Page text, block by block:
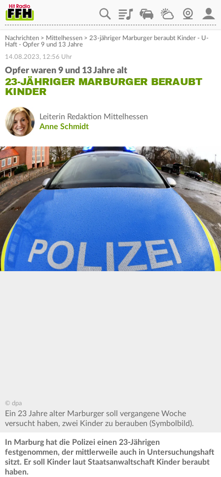
PlaylistStaupilotWetterWebcam
Nachrichten > Mittelhessen > 23-jähriger Marburger beraubt Kinder - U-
Haft - Opfer 9 und 13 Jahre
14.08.2023, 12:56 Uhr
Opfer waren 9 und 13 Jahre alt
23-JÄHRIGER MARBURGER BERAUBT
KINDER
Leiterin Redaktion Mittelhessen
Anne Schmidt
© dpa
Ein 23 Jahre alter Marburger soll vergangene Woche
versucht haben, zwei Kinder zu berauben (Symbolbild).
In Marburg hat die Polizei einen 23-Jährigen
festgenommen, der mittlerweile auch in Untersuchungshaft
sitzt. Er soll Kinder laut Staatsanwaltschaft Kinder beraubt
haben.